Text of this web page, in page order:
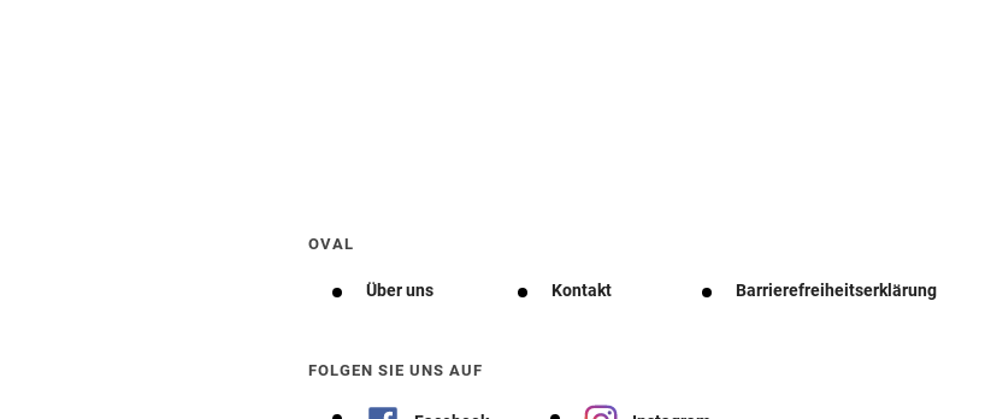
OVAL
Über uns Kontakt Barrierefreiheitserklärung
FOLGEN SIE UNS AUF